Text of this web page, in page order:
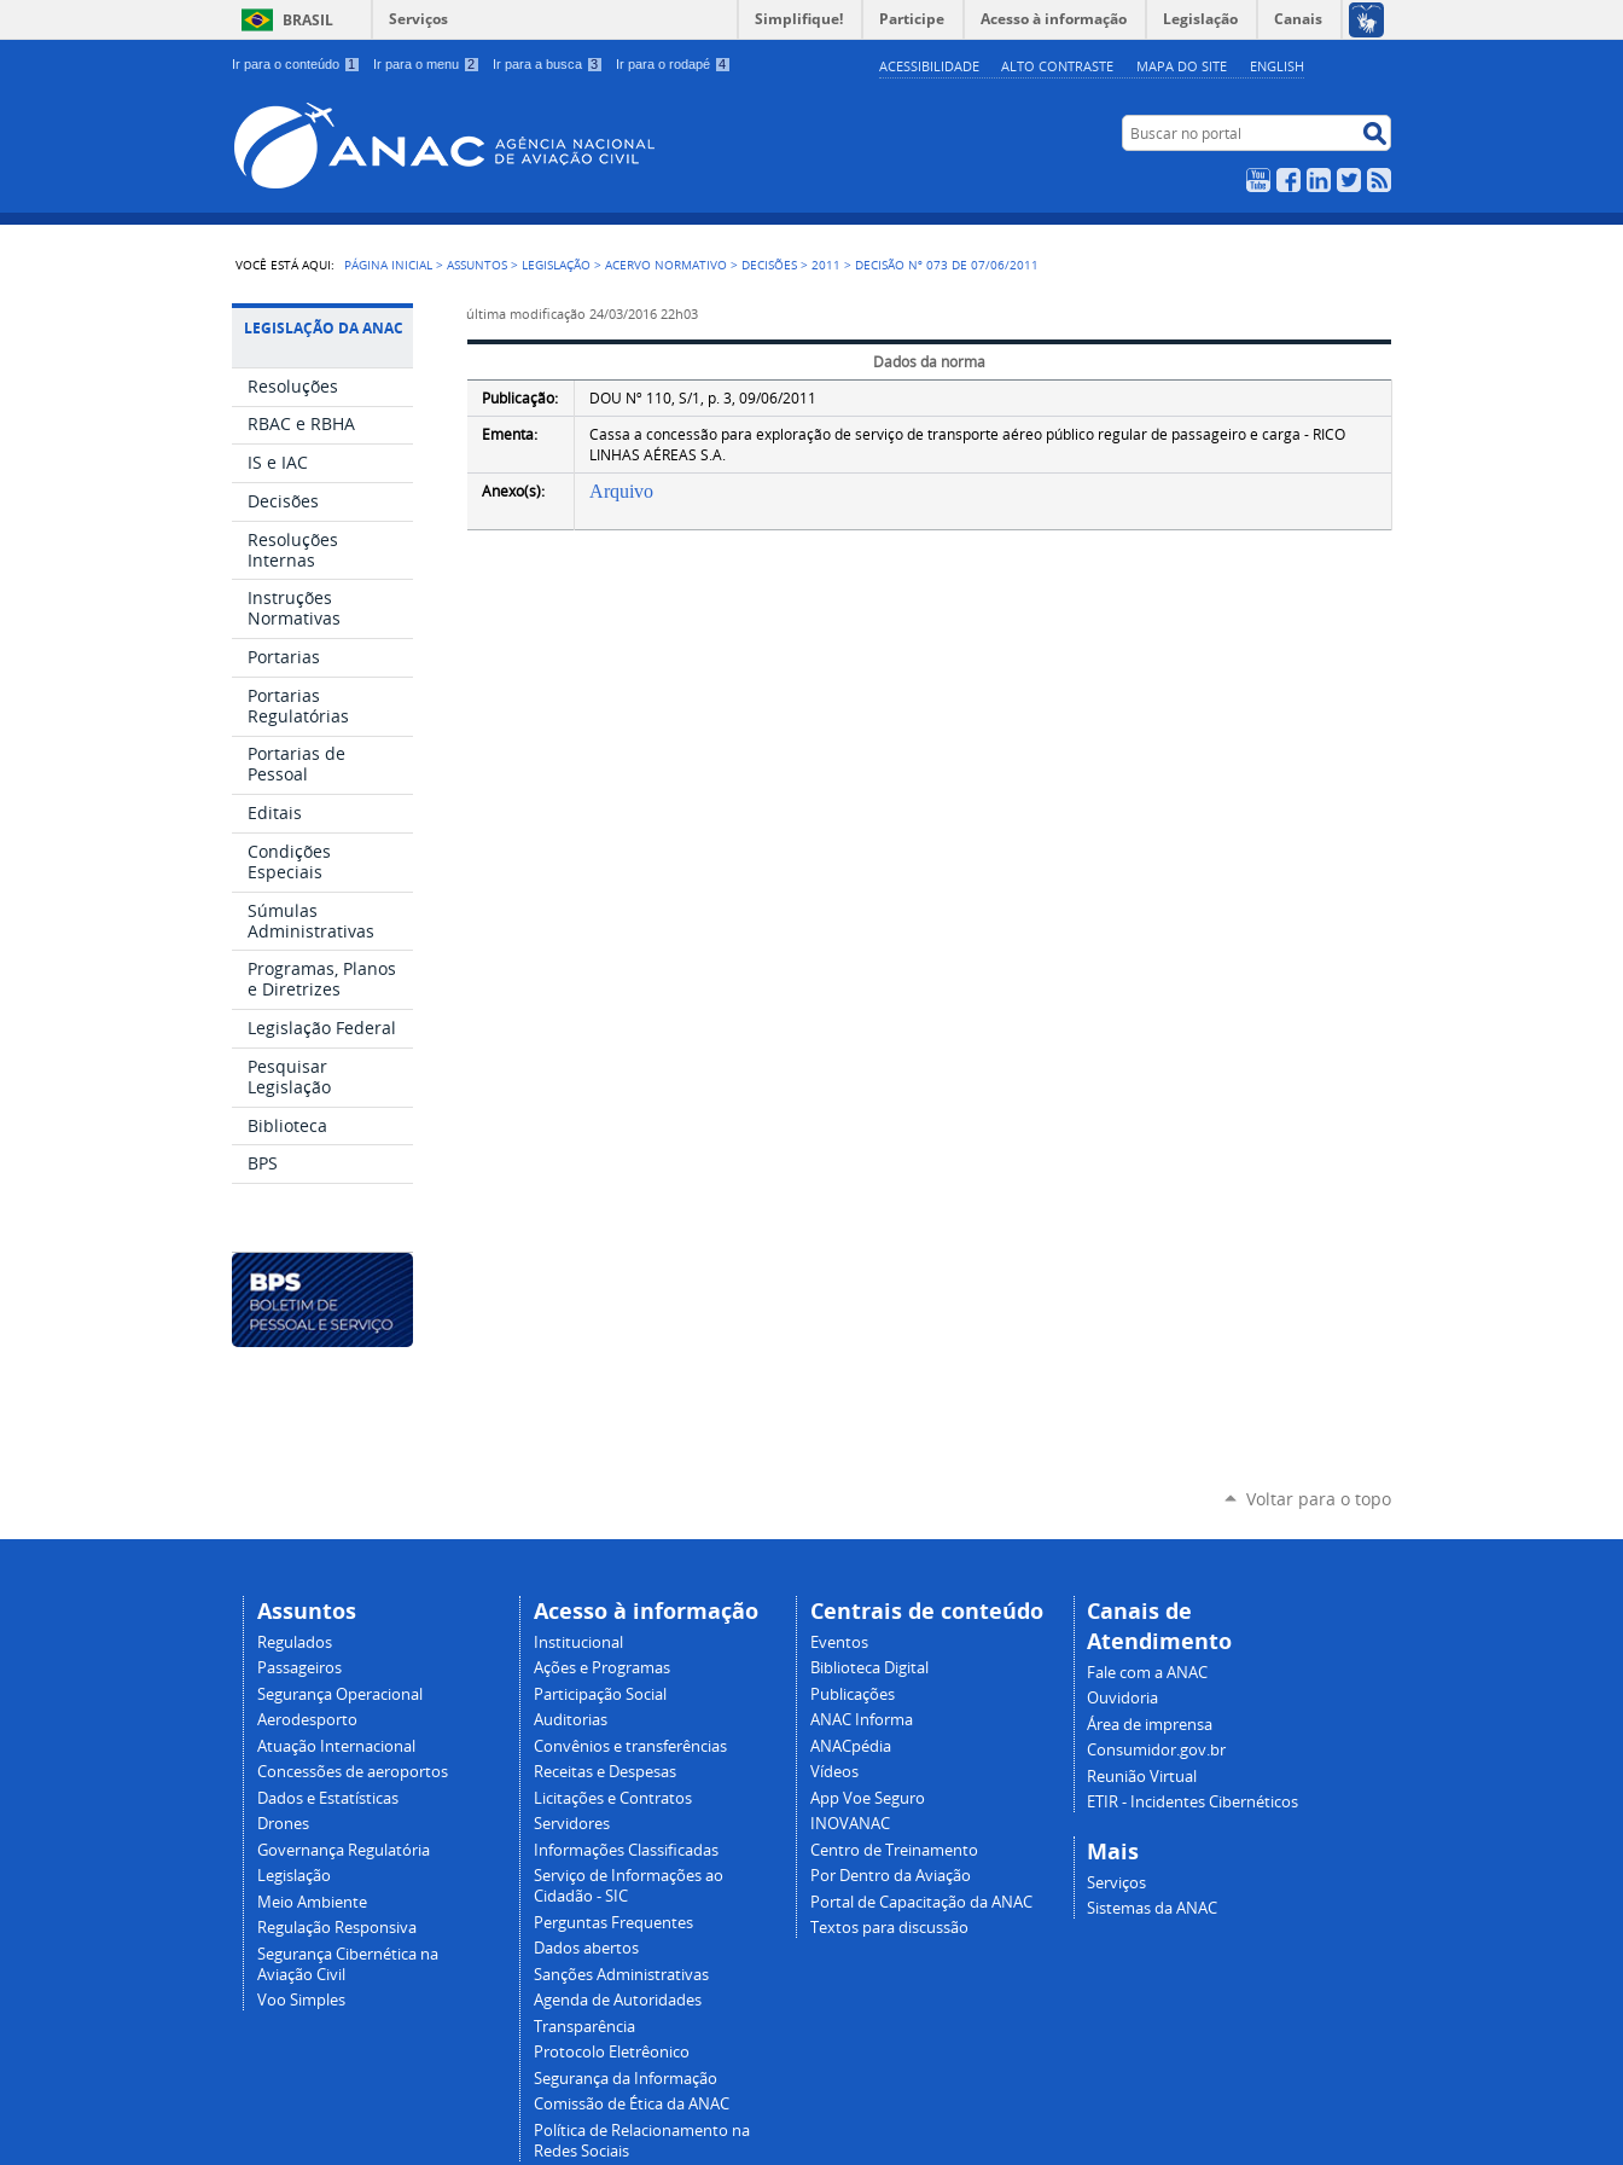
Ir para o conteúdo 1 Ir para o menu 2 Ir para a busca 3 Ir para o rodapé 4 ACESSIBILIDADE ALTO CONTRASTE MAPA DO SITE ENGLISH
BRASIL Serviços Simplifique! Participe Acesso à informação Legislação Canais
Buscar no portal
YouTubeFacebookLinkedIn
Twitter
VOCÊ ESTÁ AQUI: PÁGINA INICIAL >ASSUNTOS > LEGISLAÇÃO >ACERVO NORMATIVO > DECISÕES >2011 > DECISÃO Nº 073 DE 07/06/2011
LEGISLAÇÃO DA ANAC
Resoluções
RBAC e RBHA
IS e IAC
Decisões
Resoluções
Internas
Instruções
Normativas
Portarias
Portarias
Regulatórias
Portarias de
Pessoal
Editais
Condições
Especiais
Súmulas
Administrativas
Programas, Planos
e Diretrizes
Legislação Federal
Pesquisar
Legislação
Biblioteca
BPS
última modificação 24/03/2016 22h03
Dados da norma
Publicação:
DOU Nº 110, S/1, p. 3, 09/06/2011
Ementa:
Cassa a concessão para exploração de serviço de transporte aéreo público regular de passageiro e carga - RICO
LINHAS AÉREAS S.A.
Anexo(s):
Arquivo
Voltar para o topo
Assuntos
Regulados
Passageiros
Segurança Operacional
Aerodesporto
Atuação Internacional
Concessões de aeroportos
Dados e Estatísticas
Drones
Governança Regulatória
Legislação
Meio Ambiente
Regulação Responsiva
Segurança Cibernética na
Aviação Civil
Voo Simples
Acesso à informação
Institucional
Ações e Programas
Participação Social
Auditorias
Convênios e transferências
Receitas e Despesas
Licitações e Contratos
Servidores
Informações Classificadas
Serviço de Informações ao
Cidadão - SIC
Perguntas Frequentes
Dados abertos
Sanções Administrativas
Agenda de Autoridades
Transparência
Protocolo Eletrêonico
Segurança da Informação
Comissão de Ética da ANAC
Política de Relacionamento na
Redes Sociais
Centrais de conteúdo
Eventos
Biblioteca Digital
Publicações
ANAC Informa
ANACpédia
Vídeos
App Voe Seguro
INOVANAC
Centro de Treinamento
Por Dentro da Aviação
Portal de Capacitação da ANAC
Textos para discussão
Canais de
Atendimento
Fale com a ANAC
Ouvidoria
Área de imprensa
Consumidor.gov.br
Reunião Virtual
ETIR - Incidentes Cibernéticos
Mais
Serviços
Sistemas da ANAC